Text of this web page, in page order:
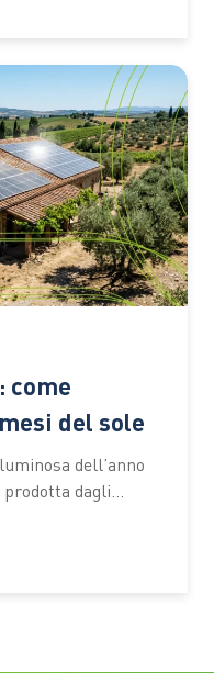
ancora una
o deve
come
del sole
dell’anno
dagli
per
verificare il
e valutare